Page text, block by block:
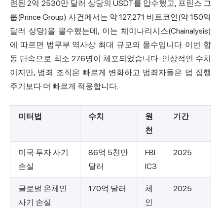
련된 2억 2530만 달러 상당의 USDT를 압수했고, 프린스 그
룹(Prince Group) 사건에서는 약 127,271 비트코인(약 150억
달러 상당)을 몰수했는데, 이는 체이나리시스(Chainalysis)
에 따르면 법무부 역사상 최대 규모의 몰수입니다. 이번 합
동 단속으로 최소 276명이 체포되었습니다. 인상적인 수치
이지만, 범죄 조직은 빠르게 변화하고 범죄자들은 법 집행
주기보다 더 빠르게 적응합니다.
미터법 수치
원
천
기간
미국 투자 사기
손실
86억 5천만
달러
FBI
IC3
2025
글로벌 온체인
사기 손실
170억 달러
체
인
2025